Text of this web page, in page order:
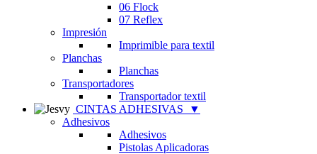
06 Flock
07 Reflex
Impresión
Imprimible para textil
Planchas
Planchas
Transportadores
Transportador textil
CINTAS ADHESIVAS
▼
Adhesivos
Adhesivos
Pistolas Aplicadoras